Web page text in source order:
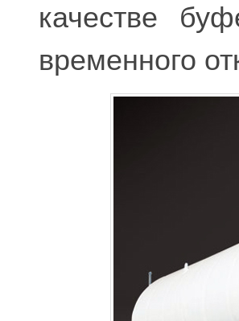
качестве
временного